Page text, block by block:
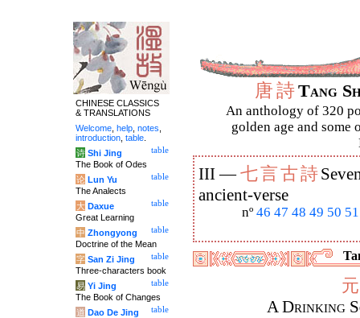
唐詩Tang
An anthology of 320
golden age and some
III —七言古詩
ancient-verse
nº 46 47 48 49 50 51
元
A Drinking
CHINESE CLASSICS
& TRANSLATIONS
Welcome help notes
introduction table
table
诗 Shi Jing
The Book of Odes
table
论 Lun Yu
The Analects
table
大 Daxue
Great Learning
table
中 Zhongyong
Doctrine of the Mean
table
字 San Zi Jing
Three-characters book
table
易 Yi Jing
The Book of Changes
table
道 Dao De Jing